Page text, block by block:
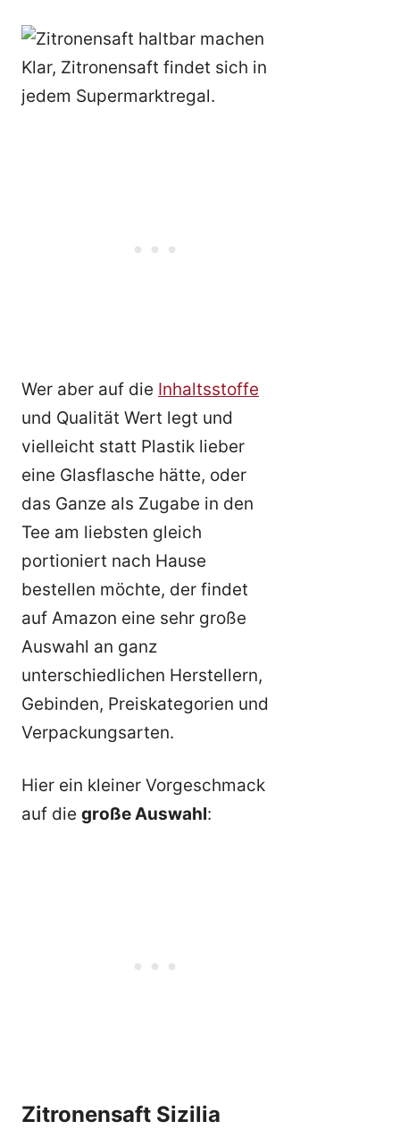
Klar, Zitronensaft findet sich in
jedem Supermarktregal.
Wer aber auf die Inhaltsstoffe
und Qualität Wert legt und
vielleicht statt Plastik lieber
eine Glasflasche hätte, oder
das Ganze als Zugabe in den
Tee am liebsten gleich
portioniert nach Hause
bestellen möchte, der findet
auf Amazon eine sehr große
Auswahl an ganz
unterschiedlichen Herstellern,
Gebinden, Preiskategorien und
Verpackungsarten.
Hier ein kleiner Vorgeschmack
auf die große Auswahl:
Zitronensaft Sizilia